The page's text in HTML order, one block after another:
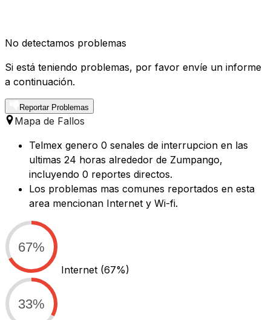
No detectamos problemas
Si está teniendo problemas, por favor envíe un informe
a continuación.
Reportar Problemas
Mapa de Fallos
Telmex genero 0 senales de interrupcion en las
ultimas 24 horas alrededor de Zumpango,
incluyendo 0 reportes directos.
Los problemas mas comunes reportados en esta
area mencionan Internet y Wi-fi.
67%
Internet (67%)
33%